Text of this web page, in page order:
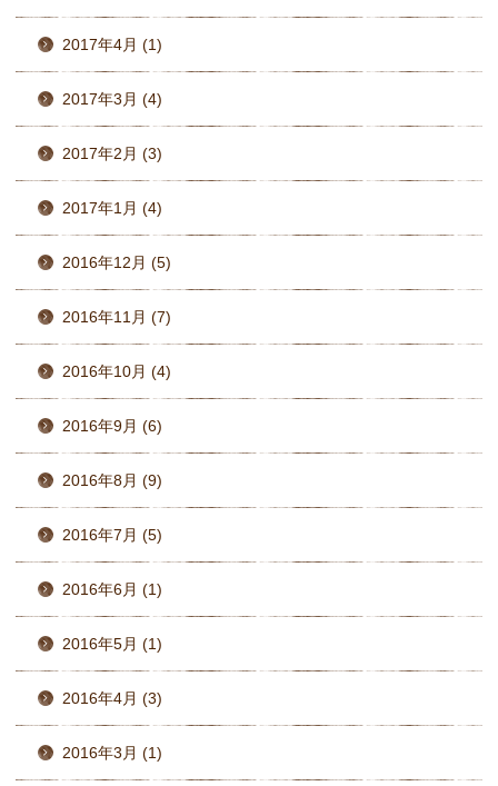
2017年4月 (1)
2017年3月 (4)
2017年2月 (3)
2017年1月 (4)
2016年12月 (5)
2016年11月 (7)
2016年10月 (4)
2016年9月 (6)
2016年8月 (9)
2016年7月 (5)
2016年6月 (1)
2016年5月 (1)
2016年4月 (3)
2016年3月 (1)